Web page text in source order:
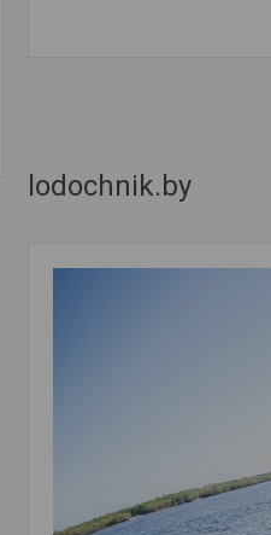
lodochnik.by